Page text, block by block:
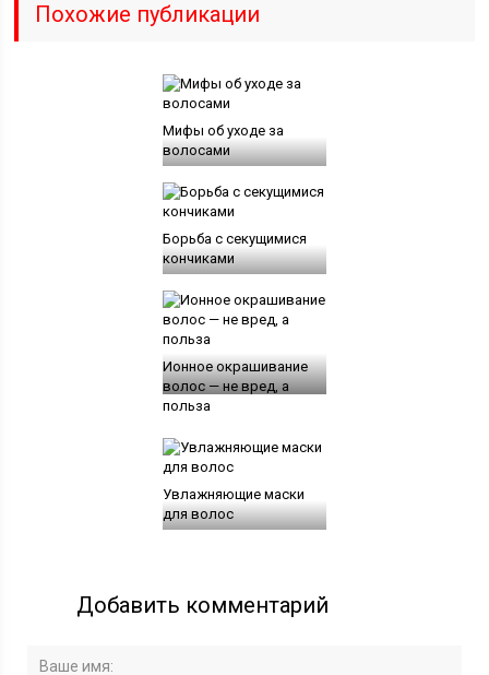
Похожие публикации
Мифы об уходе за
волосами
Борьба с секущимися
кончиками
Ионное окрашивание
волос — не вред, а
польза
Увлажняющие маски
для волос
Добавить комментарий